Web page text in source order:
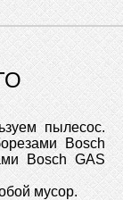
пылесос.
Bosch
Bosch GAS
мусор.